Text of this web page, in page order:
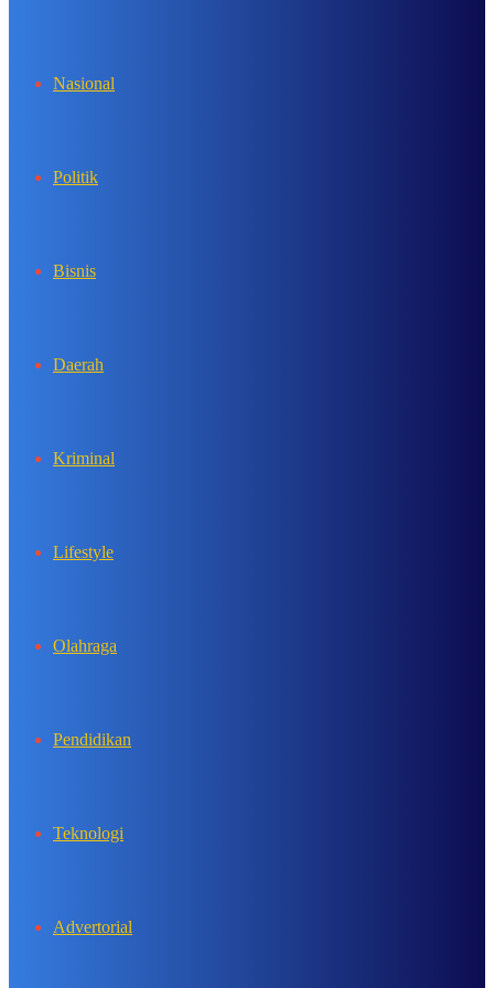
Nasional
Politik
Bisnis
Daerah
Kriminal
Lifestyle
Olahraga
Pendidikan
Teknologi
Advertorial